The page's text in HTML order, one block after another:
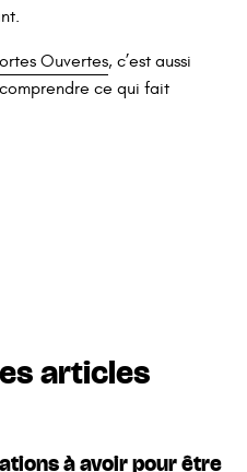
Ouvertes, c’est aussi
ce qui fait
articles
à avoir pour être